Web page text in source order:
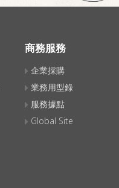
商務服務
企業採購
業務用型錄
服務據點
Global Site